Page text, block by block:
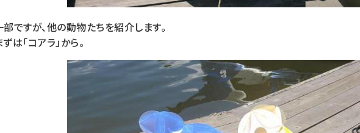
部ですが、他の動物たちを紹介します。
ずは「コアラ」から。